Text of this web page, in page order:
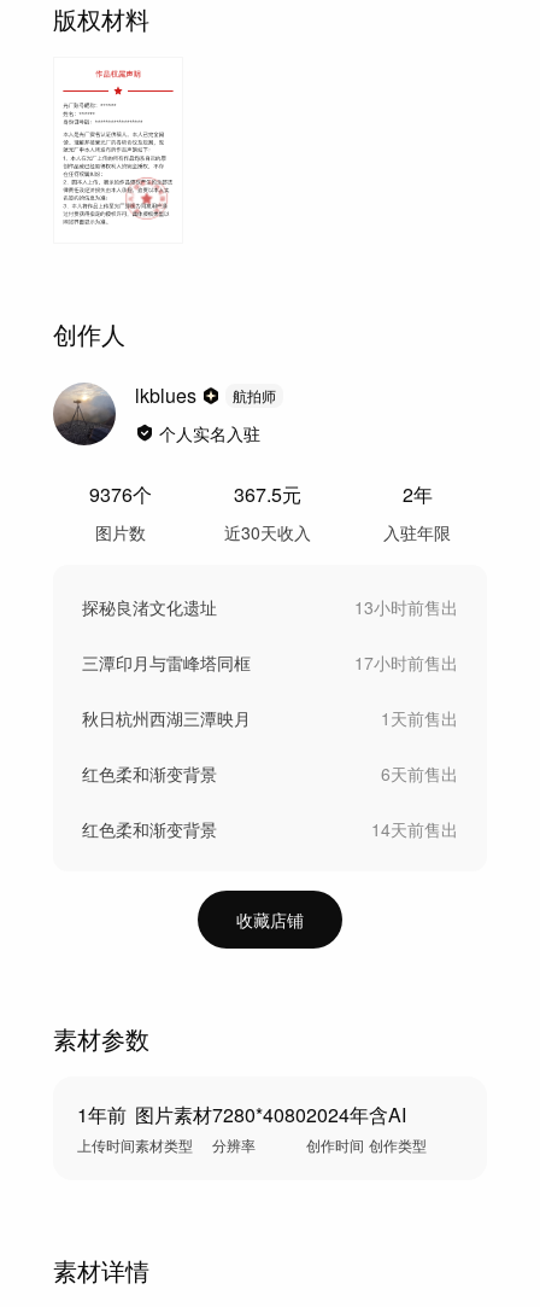
版权材料
创作人
lkblues 航拍师
个人实名入驻
9376个
图片数
367.5元
近30天收入
2年
入驻年限
探秘良渚文化遗址 13小时前售出
三潭印月与雷峰塔同框 17小时前售出
秋日杭州西湖三潭映月 1天前售出
红色柔和渐变背景 6天前售出
红色柔和渐变背景 14天前售出
收藏店铺
素材参数
1年前
上传时间
图片素材
素材类型
7280*4080
分辨率
2024年
创作时间
含AI
创作类型
素材详情